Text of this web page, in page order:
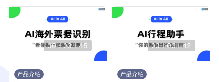
00：00：45
产品介绍
00：00：42
产品介绍